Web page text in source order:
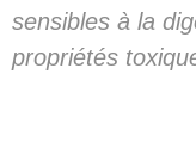
sensibles à la
propriétés